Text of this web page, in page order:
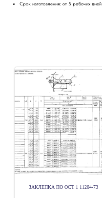
Срок изготовления: от 5 рабочих дней
ЗАКЛЕПКА ПО ОСТ 1 11204-73